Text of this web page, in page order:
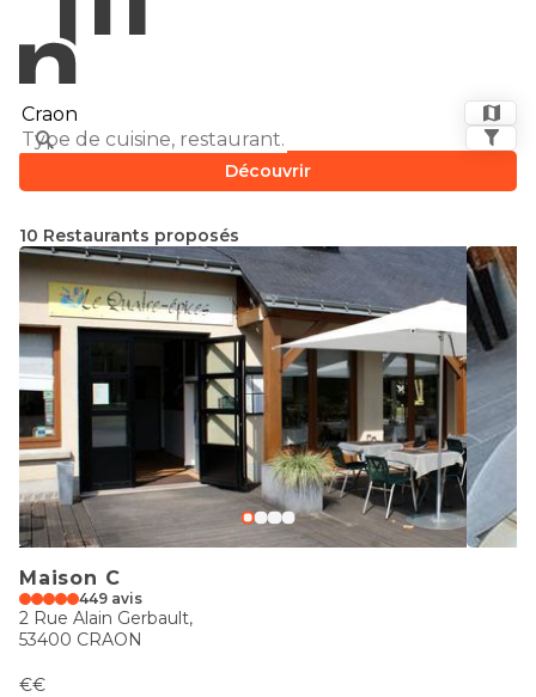
Découvrir
10 Restaurants proposés
Maison C
449 avis
2 Rue Alain Gerbault,
53400 CRAON
€€